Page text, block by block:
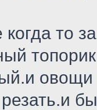
когда то
овощи